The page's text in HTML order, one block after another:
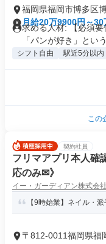
福岡県福岡市博多区
月給20万9900円～30
求める人材: 【必須要
「パンが好き」とい
シフト自由 駅近5分以内
この
契約社員
フリマアプリ本人確
応のみ✉》
イー・ガーディアン株式会社
【9時始業】ネイル・
〒812-0011福岡県福